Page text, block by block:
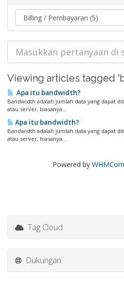
Viewing articles tagged
Apa itu bandwidth?
Bandwidth adalah jumlah data yang dapat
atau server, biasanya...
Apa itu bandwidth?
Bandwidth adalah jumlah data yang dapat
atau server, biasanya...
Powered by
Tag Cloud
Dukungan